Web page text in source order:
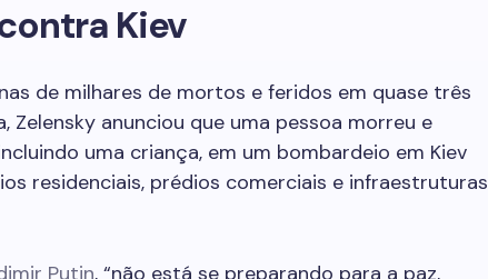
Kiev
de milhares de mortos e feridos em quase três
Zelensky anunciou que uma pessoa morreu e
uma criança, em um bombardeio em Kiev
residenciais, prédios comerciais e infraestruturas
Putin, “não está se preparando para a paz,